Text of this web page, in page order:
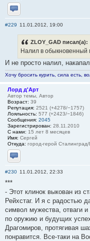
Отправить личное
#229 11.01.2012, 19:00
ZLOY_GAD писал(а):
Налил в обыкновенный
И не просто налил,
Хочу бросить курить, сила есть,
Лорд д'Арт
Автор темы, Автор
Возраст: 39
Репутация: 2521 (+4278/−1757)
Лояльность: 577 (+2423/−1846)
Сообщения: 2045
Зарегистрирован: 28.11.2010
С нами: 15 лет 8 месяцев
Имя: Сергей
Откуда: город-герой Сталинград/
Отправить личное
#230 11.01.2012, 22:33
***
- Этот клинок выкован из
Рейхстаг. И я с радостью
символ мужества, отваги
по оружию и будущих
Драгомиров, протягивая
понравится. Все-таки на